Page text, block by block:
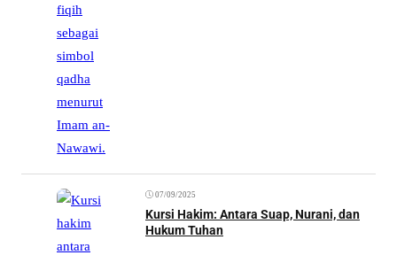
07/09/2025
Kursi Hakim: Antara Suap, Nurani, dan
Hukum Tuhan